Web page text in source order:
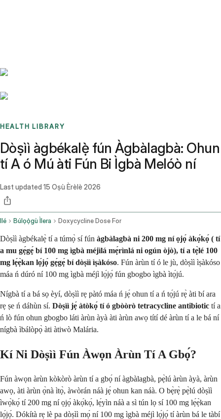
HEALTH LIBRARY
Dòṣìì àgbékalẹ̀ fún Àgbàlagbà: Ohun
tí A ó Mú àti Fún Bi Ìgbà Melóò ní
Last updated 15 Oṣù Èrèlè 2026
Ilé Búlọọ̀gù Ìlera Doxycycline Dose For
Dòṣìì àgbékalẹ̀ tí a túmọ̀ sí fún àgbàlagbà ni 200 mg ní ọjọ́ àkọ́kọ́ ( tí
a mu gẹ́gẹ́ bí 100 mg ìgbà méjìlá mẹ́rìnlá ni ogún òjò), tí a tẹ̀lé 100
mg lẹ́ẹ̀kan lọ́jọ́ gẹ́gẹ́ bí dòṣìì ìṣàkóso. Fún àrùn tí ó le jù, dòṣìì ìṣàkóso
máa ń dúró ní 100 mg ìgbà méjì lọ́jọ́ fún gbogbo ìgbà ìtọ́jú.
Nígbà tí a bá sọ èyí, dòṣìì rẹ pàtó máa ń jẹ́ ohun tí a ń tọ́jú rẹ̀ àti bí ara
rẹ ṣe ń dáhùn sí. Dòṣìì jẹ́ àtòkọ́ tí ó gbòòrò tetracycline antibiotic tí a
ń lò fún ohun gbogbo láti àrùn àyà àti àrùn awọ títí dé àrùn tí a le bá ní
nígbà ìbálòpọ̀ àti àtiwò Malária.
Kí Ni Dòṣìì Fún Àwọn Àrùn Tí A Gbọ́?
Fún àwọn àrùn kòkòrò àrùn tí a gbọ́ ní àgbàlagbà, pẹ̀lú àrùn àyà, àrùn
awọ, àti àrùn ọ̀nà ìtọ̀, àwòrán náà jẹ́ ohun kan náà. O bẹ̀rẹ̀ pẹ̀lú dòṣìì
ìwọ̀kọ́ tí 200 mg ní ọjọ́ àkọ́kọ́, lẹ́yìn náà a sì tún lọ sí 100 mg lẹ́ẹ̀kan
lọ́jọ́. Dókítà rẹ lè pa dòṣìì mọ́ ní 100 mg ìgbà méjì lọ́jọ́ tí àrùn bá le tàbí